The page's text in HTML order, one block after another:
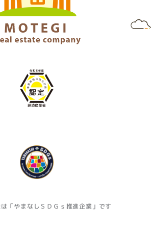
「やまなしＳＤＧｓ推進企業」です